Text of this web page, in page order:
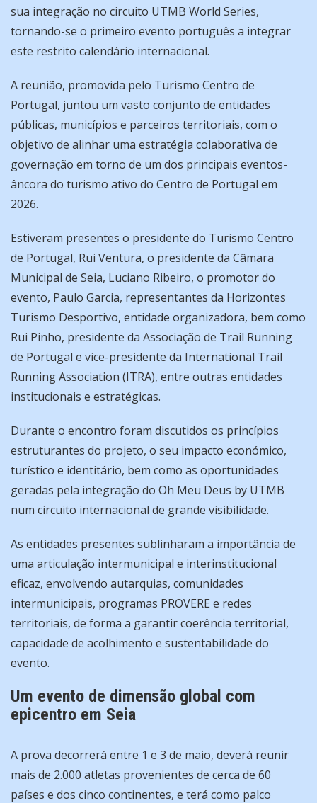
sua integração no circuito UTMB World Series,
tornando-se o primeiro evento português a integrar
este restrito calendário internacional.
A reunião, promovida pelo Turismo Centro de
Portugal, juntou um vasto conjunto de entidades
públicas, municípios e parceiros territoriais, com o
objetivo de alinhar uma estratégia colaborativa de
governação em torno de um dos principais eventos-
âncora do turismo ativo do Centro de Portugal em
2026.
Estiveram presentes o presidente do Turismo Centro
de Portugal, Rui Ventura, o presidente da Câmara
Municipal de Seia, Luciano Ribeiro, o promotor do
evento, Paulo Garcia, representantes da Horizontes
Turismo Desportivo, entidade organizadora, bem como
Rui Pinho, presidente da Associação de Trail Running
de Portugal e vice-presidente da International Trail
Running Association (ITRA), entre outras entidades
institucionais e estratégicas.
Durante o encontro foram discutidos os princípios
estruturantes do projeto, o seu impacto económico,
turístico e identitário, bem como as oportunidades
geradas pela integração do Oh Meu Deus by UTMB
num circuito internacional de grande visibilidade.
As entidades presentes sublinharam a importância de
uma articulação intermunicipal e interinstitucional
eficaz, envolvendo autarquias, comunidades
intermunicipais, programas PROVERE e redes
territoriais, de forma a garantir coerência territorial,
capacidade de acolhimento e sustentabilidade do
evento.
Um evento de dimensão global com
epicentro em Seia
A prova decorrerá entre 1 e 3 de maio, deverá reunir
mais de 2.000 atletas provenientes de cerca de 60
países e dos cinco continentes, e terá como palco